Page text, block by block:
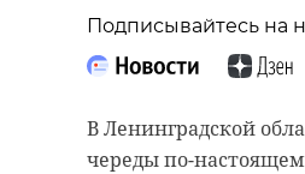
Подписывайтесь на
В Ленинградской
череды по-